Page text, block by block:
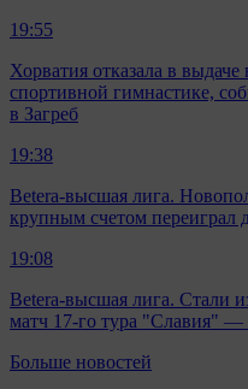
19:55
Хорватия отказала в
спортивной гимнастике,
в Загреб
19:38
Betera-высшая лига.
крупным счетом
19:08
Betera-высшая лига. Стали
матч 17-го тура "Славия"
Больше новостей